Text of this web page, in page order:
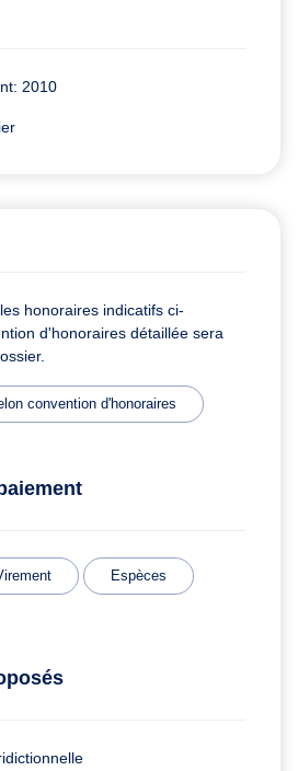
2010
honoraires indicatifs ci-
d'honoraires détaillée sera
convention d'honoraires
Espèces